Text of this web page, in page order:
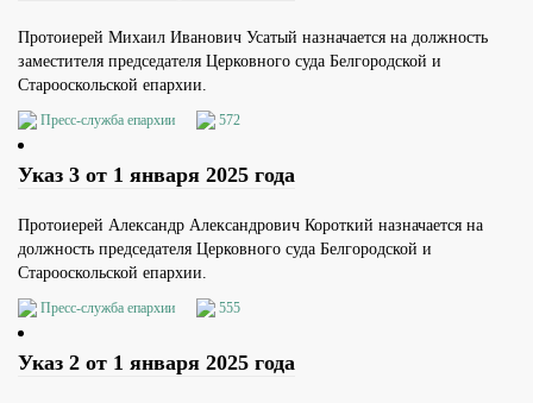
Протоиерей Михаил Иванович Усатый назначается на должность
заместителя председателя Церковного суда Белгородской и
Старооскольской епархии.
Пресс-служба епархии 572
Указ 3 от 1 января 2025 года
Протоиерей Александр Александрович Короткий назначается на
должность председателя Церковного суда Белгородской и
Старооскольской епархии.
Пресс-служба епархии 555
Указ 2 от 1 января 2025 года